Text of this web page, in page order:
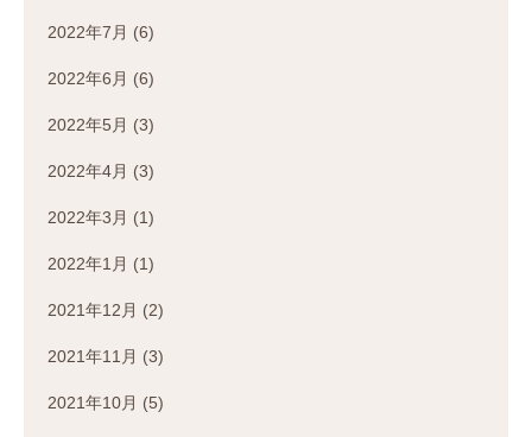
2022年7月 (6)
2022年6月 (6)
2022年5月 (3)
2022年4月 (3)
2022年3月 (1)
2022年1月 (1)
2021年12月 (2)
2021年11月 (3)
2021年10月 (5)